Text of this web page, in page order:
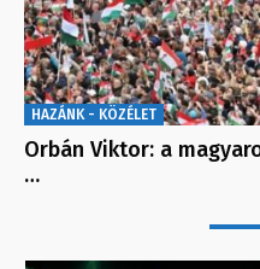
HAZÁNK - KÖZÉLET
Orbán Viktor: a
…